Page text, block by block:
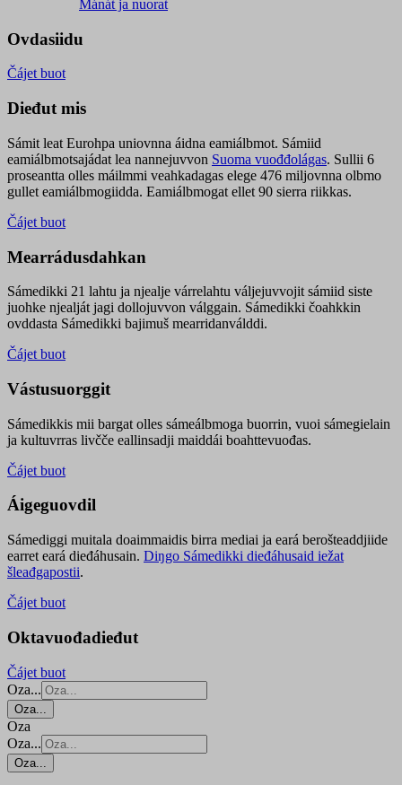
Mánát ja nuorat
Ovdasiidu
Čájet buot
Dieđut mis
Sámit leat Eurohpa uniovnna áidna eamiálbmot. Sámiid
eamiálbmotsajádat lea nannejuvvon Suoma vuođđolágas. Sullii 6
proseantta olles máilmmi veahkadagas elege 476 miljovnna olbmo
gullet eamiálbmogiidda. Eamiálbmogat ellet 90 sierra riikkas.
Čájet buot
Mearrádusdahkan
Sámedikki 21 lahtu ja njealje várrelahtu váljejuvvojit sámiid siste
juohke njealját jagi dollojuvvon válggain. Sámedikki čoahkkin
ovddasta Sámedikki bajimuš mearridanválddi.
Čájet buot
Vástusuorggit
Sámedikkis mii bargat olles sámeálbmoga buorrin, vuoi sámegielain
ja kultuvrras livčče eallinsadji maiddái boahttevuođas.
Čájet buot
Áigeguovdil
Sámediggi muitala doaimmaidis birra mediai ja eará berošteaddjiide
earret eará dieđáhusain. Diŋgo Sámedikki dieđáhusaid iežat
šleađgapostii.
Čájet buot
Oktavuođadieđut
Čájet buot
Oza...
Oza...
Oza
Oza...
Oza...